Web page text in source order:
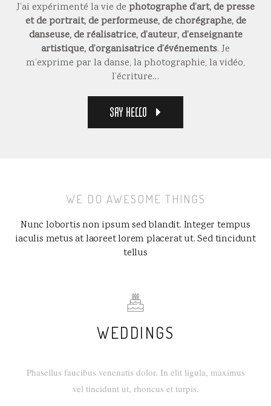
J’ai expérimenté la vie de photographe d’art, de presse
et de portrait, de performeuse, de chorégraphe, de
danseuse, de réalisatrice, d’auteur, d’enseignante
artistique, d’organisatrice d’événements. Je
m’exprime par la danse, la photographie, la vidéo,
l’écriture…
SAY HELLO
WE DO AWESOME THINGS
Nunc lobortis non ipsum sed blandit. Integer tempus
iaculis metus at laoreet lorem placerat ut. Sed tincidunt
tellus
WEDDINGS
Phasellus faucibus venenatis dolor. In elit ligula, maximus
vel tincidunt ut, rhoncus et turpis.